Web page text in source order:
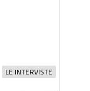
LE INTERVISTE